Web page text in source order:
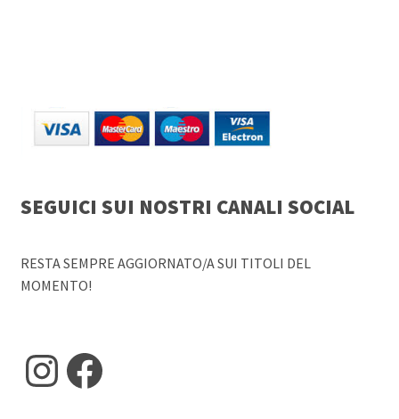
SEGUICI SUI NOSTRI CANALI SOCIAL
RESTA SEMPRE AGGIORNATO/A SUI TITOLI DEL
MOMENTO!
Instagram
Facebook